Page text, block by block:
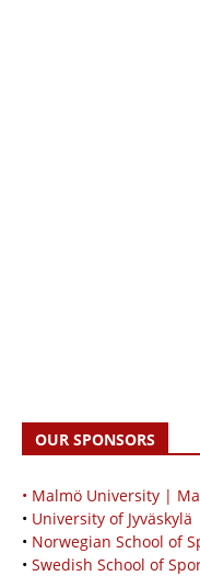
OUR SPONSORS
• Malmö University |
• University of Jyväskylä
• Norwegian School of
• Swedish School of